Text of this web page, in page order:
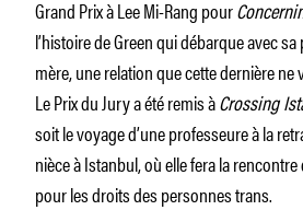
Grand Prix à Lee Mi-Rang pour
l’histoire de Green qui débarque avec
mère, une relation que cette dernière
Le Prix du Jury a été remis àCrossing
soit le voyage d’une professeure à la
nièce à Istanbul, où elle fera la
pour les droits des personnes trans.